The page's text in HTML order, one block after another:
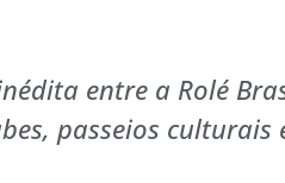
entre a Rolé
passeios